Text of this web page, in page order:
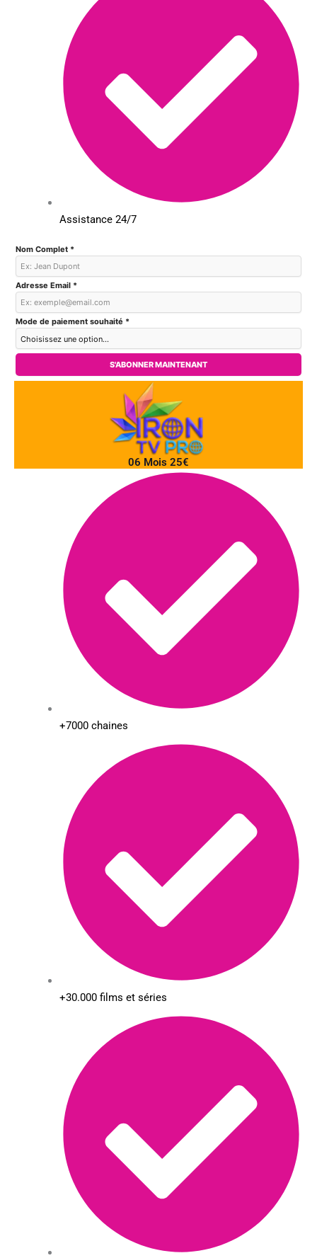
Assistance 24/7
Nom Complet *
Adresse Email *
Mode de paiement souhaité *
S'ABONNER MAINTENANT
06 Mois 25€
+7000 chaines
+30.000 films et séries